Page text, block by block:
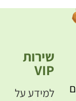
שירות
VIP
למידע על